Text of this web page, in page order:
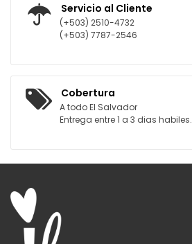
Servicio al Cliente
(+503) 2510-4732
(+503) 7787-2546
Cobertura
A todo El Salvador
Entrega entre 1 a 3 dias habiles.